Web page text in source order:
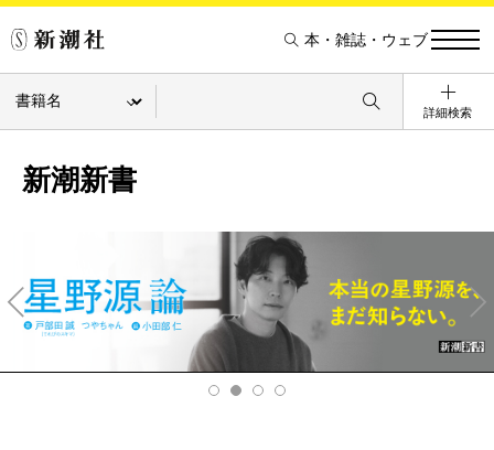
本・雑誌・ウェブ
詳細検索
新潮新書
v
Ne
xt